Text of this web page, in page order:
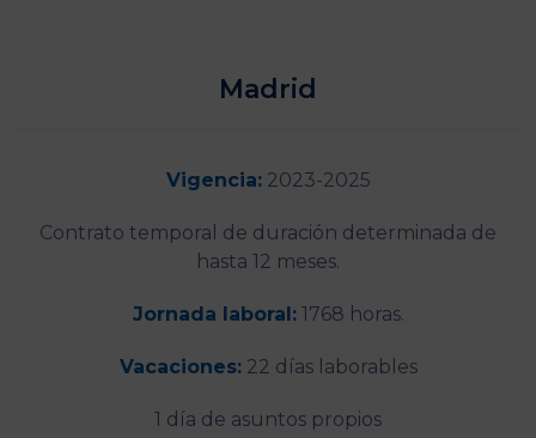
Madrid
Vigencia:2023-2025
Contrato temporal de duración determinada de
hasta 12 meses.
Jornada laboral:1768 horas.
Vacaciones:22 días laborables
1 día de asuntos propios